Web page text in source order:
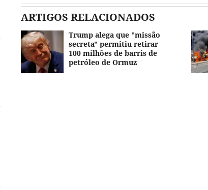
ARTIGOS RELACIONADOS
Trump alega que "missão
secreta" permitiu retirar
100 milhões de barris de
petróleo de Ormuz